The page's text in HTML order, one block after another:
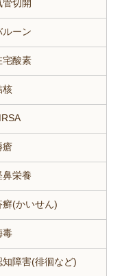
管切開
ルーン
宅酸素
核
瘡
鼻栄養
癬(かいせん)
毒
知障害(徘徊など)